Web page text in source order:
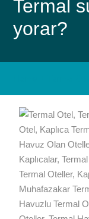
Termal
yorar?